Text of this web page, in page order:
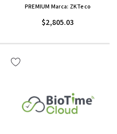
PREMIUM Marca: ZKTeco
$2,805.03